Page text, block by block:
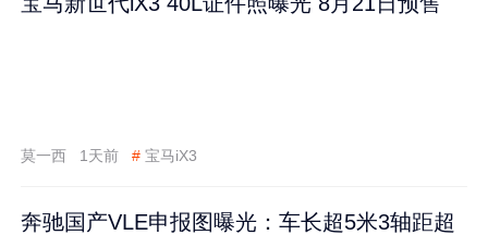
莫一西 1天前 # 宝马iX3
奔驰国产VLE申报图曝光：车长超5米3轴距超